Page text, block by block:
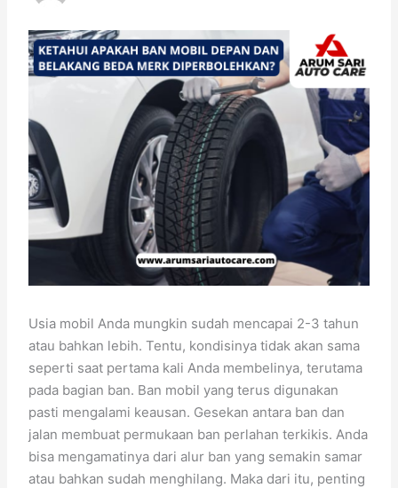
Usia mobil Anda mungkin sudah mencapai 2-3 tahun
atau bahkan lebih. Tentu, kondisinya tidak akan sama
seperti saat pertama kali Anda membelinya, terutama
pada bagian ban. Ban mobil yang terus digunakan
pasti mengalami keausan. Gesekan antara ban dan
jalan membuat permukaan ban perlahan terkikis. Anda
bisa mengamatinya dari alur ban yang semakin samar
atau bahkan sudah menghilang. Maka dari itu, penting